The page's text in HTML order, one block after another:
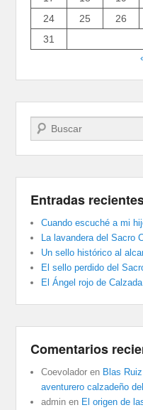
24
25 26
31
Buscar
Entradas
Cuando escuché a mi
La lavandera del Sacro
Un sello histórico al
El sello perdido del
El Ángel rojo de Calzada
Comentarios
Coevolador en Blas
aventurero calzadeño
admin en El origen de